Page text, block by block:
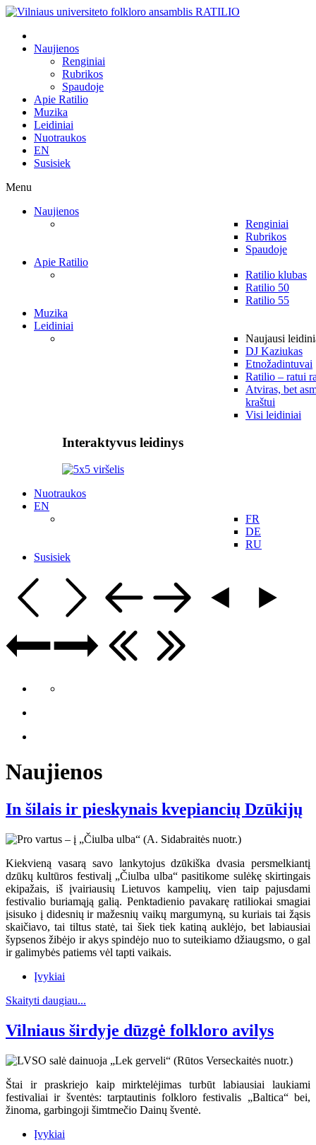
Naujienos
Renginiai
Rubrikos
Spaudoje
Apie Ratilio
Muzika
Leidiniai
Nuotraukos
EN
Susisiek
Menu
Naujienos
Renginiai
Rubrikos
Spaudoje
Apie Ratilio
Ratilio klubas
Ratilio 50
Ratilio 55
Muzika
Leidiniai
Naujausi
DJ Kaziukas
Etnožadintuvai
Ratilio – ratui
Atviras, bet
kraštui
Visi leidiniai
Interaktyvus leidinys
Nuotraukos
EN
FR
DE
RU
Susisiek
Naujienos
In šilais ir pieskynais kvepiancių Dzūkijų
Kiekvieną vasarą savo lankytojus dzūkiška dvasia persmelkiantį
dzūkų kultūros festivalį „Čiulba ulba“ pasitikome sulėkę skirtingais
ekipažais, iš įvairiausių Lietuvos kampelių, vien taip pajusdami
festivalio buriamąją galią. Penktadienio pavakarę ratiliokai smagiai
įsisuko į didesnių ir mažesnių vaikų margumyną, su kuriais tai žąsis
skaičiavo, tai tiltus statė, tai šiek tiek katiną auklėjo, bet labiausiai
šypsenos žibėjo ir akys spindėjo nuo to suteikiamo džiaugsmo, o gal
ir galimybės patiems vėl tapti vaikais.
Įvykiai
Skaityti daugiau...
Vilniaus širdyje dūzgė folkloro avilys
Štai ir praskriejo kaip mirktelėjimas turbūt labiausiai laukiami
festivaliai ir šventės: tarptautinis folkloro festivalis „Baltica“ bei,
žinoma, garbingoji šimtmečio Dainų šventė.
Įvykiai